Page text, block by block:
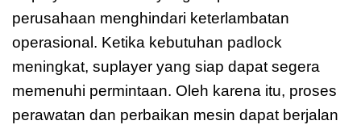
perusahaan menghindari keterlambatan
operasional. Ketika kebutuhan padlock
meningkat, suplayer yang siap dapat segera
memenuhi permintaan. Oleh karena itu, proses
perawatan dan perbaikan mesin dapat berjalan